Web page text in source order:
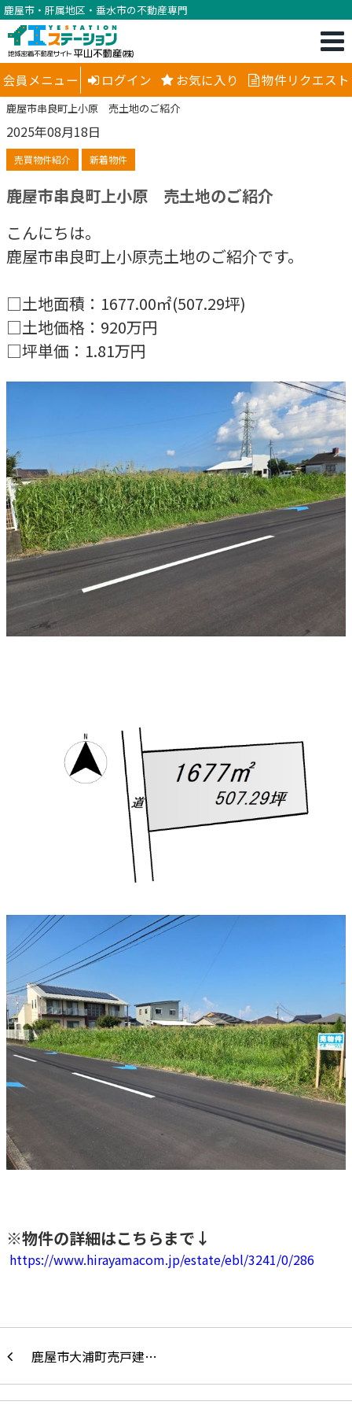
鹿屋市・肝属地区・垂水市の不動産専門
会員メニュー ログイン お気に入り 物件リクエスト
鹿屋市串良町上小原 売土地のご紹介
2025年08月18日
売買物件紹介 新着物件
鹿屋市串良町上小原 売土地のご紹介
こんにちは。
鹿屋市串良町上小原売土地のご紹介です。
□土地面積：1677.00㎡(507.29坪)
□土地価格：920万円
□坪単価：1.81万円
※物件の詳細はこちらまで↓
https://www.hirayamacom.jp/estate/ebl/3241/0/286
鹿屋市大浦町売戸建…